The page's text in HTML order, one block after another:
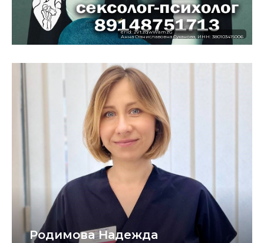
erid: 2VtzqwWamzG
Анна Станиславовна Суханова, ИНН: 380103415006
Родимова Надежда